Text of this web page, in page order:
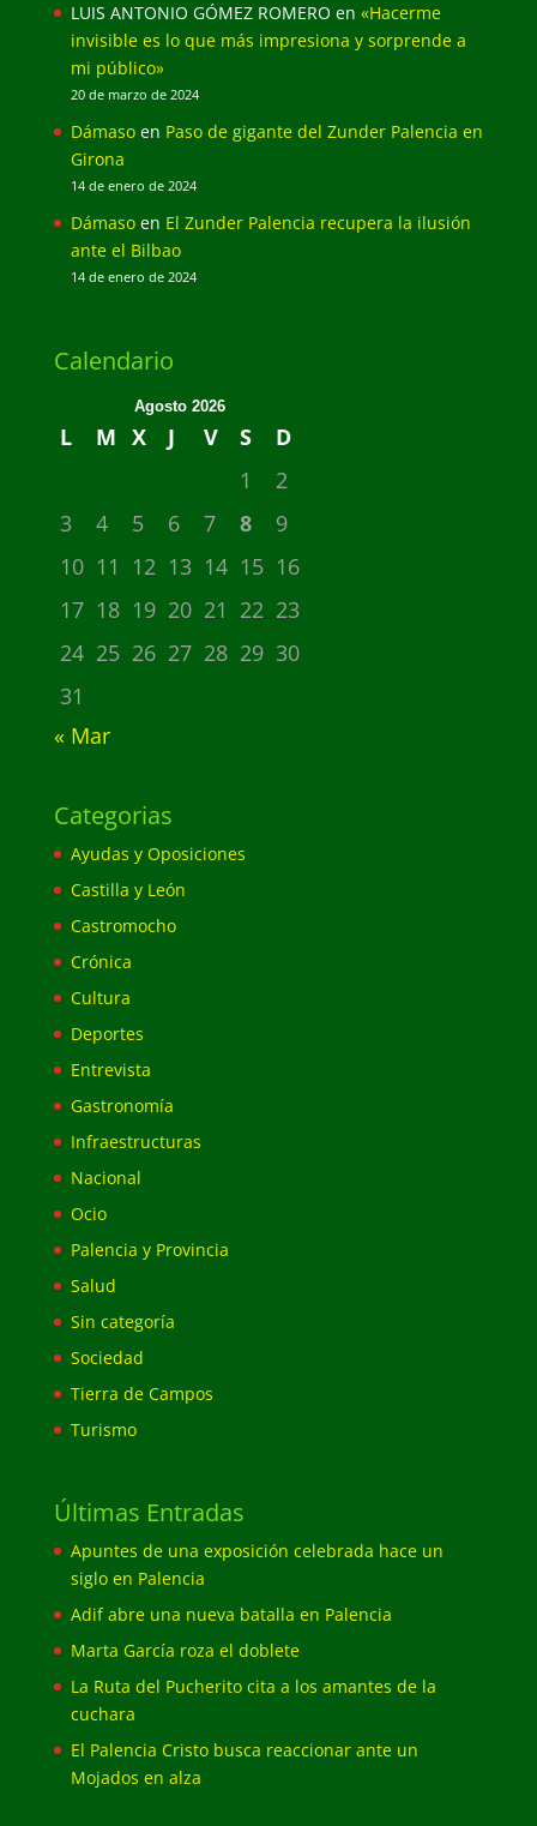
LUIS ANTONIO GÓMEZ ROMERO en «Hacerme
invisible es lo que más impresiona y sorprende a
mi público»
20 de marzo de 2024
Dámasoen Paso de gigante del Zunder Palencia en
Girona
14 de enero de 2024
Dámasoen El Zunder Palencia recupera la ilusión
ante el Bilbao
14 de enero de 2024
Calendario
Agosto 2026
L M X J V S
D
1
2
3
4 5 6 7 8
9
10 11 12 13 14 15 16
17 18 19 20 21 22 23
24 25 26 27 28 29 30
31
« Mar
Categorias
Ayudas y Oposiciones
Castilla y León
Castromocho
Crónica
Cultura
Deportes
Entrevista
Gastronomía
Infraestructuras
Nacional
Ocio
Palencia y Provincia
Salud
Sin categoría
Sociedad
Tierra de Campos
Turismo
Últimas Entradas
Apuntes de una exposición celebrada hace un
siglo en Palencia
Adif abre una nueva batalla en Palencia
Marta García roza el doblete
La Ruta del Pucherito cita a los amantes de la
cuchara
El Palencia Cristo busca reaccionar ante un
Mojados en alza